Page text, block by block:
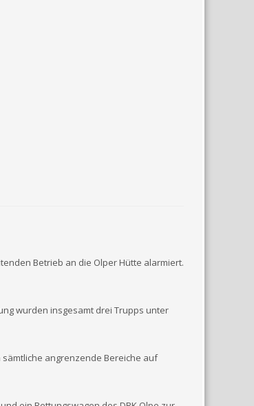
Betrieb an die Olper Hütte alarmiert.
wurden insgesamt drei Trupps unter
angrenzende Bereiche auf